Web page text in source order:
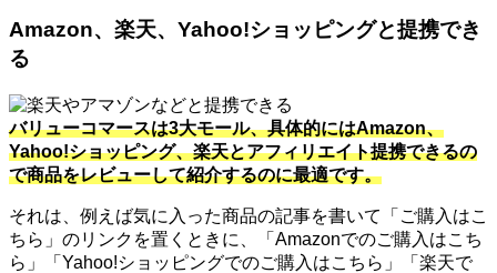
Amazon、楽天、Yahoo!ショッピングと提携でき
る
バリューコマースは3大モール、具体的にはAmazon、
Yahoo!ショッピング、楽天とアフィリエイト提携できるの
で商品をレビューして紹介するのに最適です。
それは、例えば気に入った商品の記事を書いて「ご購入はこ
ちら」のリンクを置くときに、「Amazonでのご購入はこち
ら」「Yahoo!ショッピングでのご購入はこちら」「楽天で